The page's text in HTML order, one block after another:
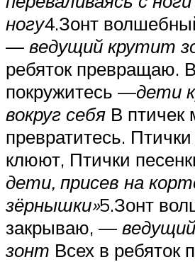
ногу4.Зонт
— ведущий крутит
ребяток превращаю.
покружитесь —дети
вокруг себя В птичек
превратитесь.
клюют, Птички
дети, присев на
зёрнышки»5.Зонт
закрываю, —
зонт Всех в ребяток